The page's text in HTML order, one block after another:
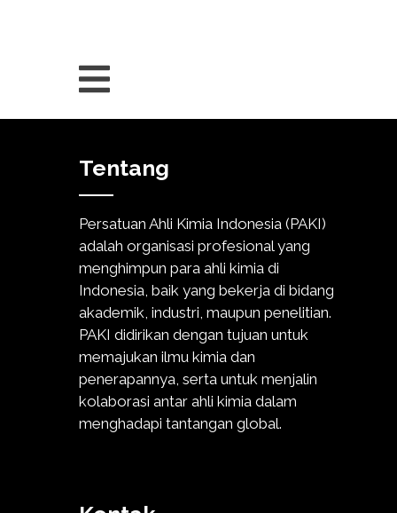
Tentang
Persatuan Ahli Kimia Indonesia (PAKI)
adalah organisasi profesional yang
menghimpun para ahli kimia di
Indonesia, baik yang bekerja di bidang
akademik, industri, maupun penelitian.
PAKI didirikan dengan tujuan untuk
memajukan ilmu kimia dan
penerapannya, serta untuk menjalin
kolaborasi antar ahli kimia dalam
menghadapi tantangan global.